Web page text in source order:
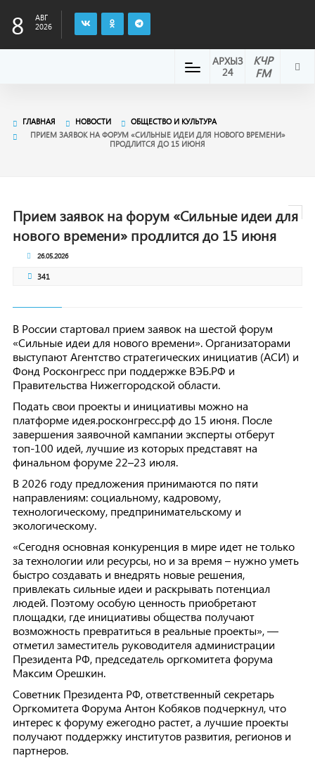
8
АВГ
2026
КЧР
FM
АРХЫЗ
24
ГЛАВНАЯ НОВОСТИ
ОБЩЕСТВО И КУЛЬТУРА
ПРИЕМ ЗАЯВОК НА ФОРУМ «СИЛЬНЫЕ ИДЕИ ДЛЯ НОВОГО ВРЕМЕНИ»
ПРОДЛИТСЯ ДО 15 ИЮНЯ
Прием заявок на форум «Сильные идеи для
нового времени» продлится до 15 июня
26.05.2026
341
В России стартовал прием заявок на шестой форум
«Сильные идеи для нового времени». Организаторами
выступают Агентство стратегических инициатив (АСИ) и
Фонд Росконгресс при поддержке ВЭБ.РФ и
Правительства Нижеггородской области.
Подать свои проекты и инициативы можно на
платформе идея.росконгресс.рф до 15 июня. После
завершения заявочной кампании эксперты отберут
топ-100 идей, лучшие из которых представят на
финальном форуме 22–23 июля.
В 2026 году предложения принимаются по пяти
направлениям: социальному, кадровому,
технологическому, предпринимательскому и
экологическому.
«Сегодня основная конкуренция в мире идет не только
за технологии или ресурсы, но и за время – нужно уметь
быстро создавать и внедрять новые решения,
привлекать сильные идеи и раскрывать потенциал
людей. Поэтому особую ценность приобретают
площадки, где инициативы общества получают
возможность превратиться в реальные проекты», —
отметил заместитель руководителя администрации
Президента РФ, председатель оргкомитета форума
Максим Орешкин.
Советник Президента РФ, ответственный секретарь
Оргкомитета Форума Антон Кобяков подчеркнул, что
интерес к форуму ежегодно растет, а лучшие проекты
получают поддержку институтов развития, регионов и
партнеров.